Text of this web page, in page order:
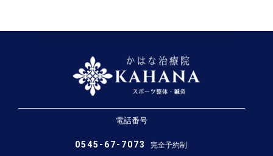
電話番号
0545-67-7073 完全予約制